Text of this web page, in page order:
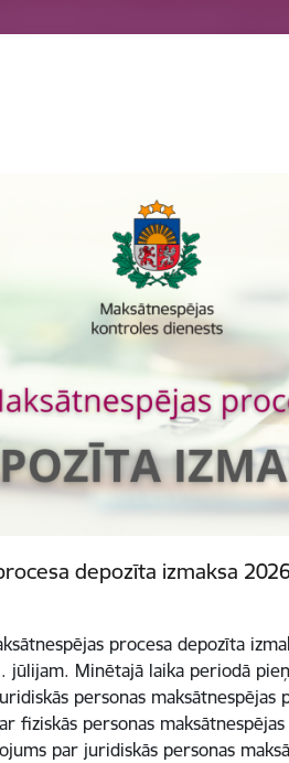
depozīta izmaksa
procesa depozīta
jūlijam. Minētajā laika periodā
personas maksātnespējas
fiziskās personas
par juridiskās personas